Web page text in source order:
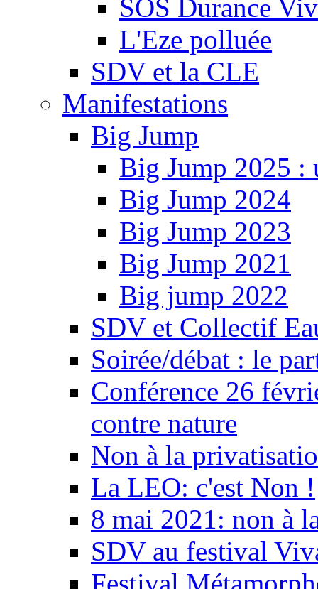
SOS Durance
L'Eze polluée
SDV et la CLE
Manifestations
Big Jump
Big Jump 2025 :
Big Jump 2024
Big Jump 2023
Big Jump 2021
Big jump 2022
SDV et Collectif
Soirée/débat : le
Conférence 26
contre nature
Non à la
La LEO: c'est Non !
8 mai 2021: non à
SDV au festival